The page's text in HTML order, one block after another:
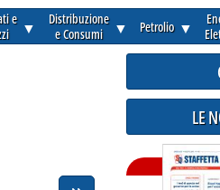
e ▼
Distribuzione
e Consumi
▼ Petrolio ▼
LE